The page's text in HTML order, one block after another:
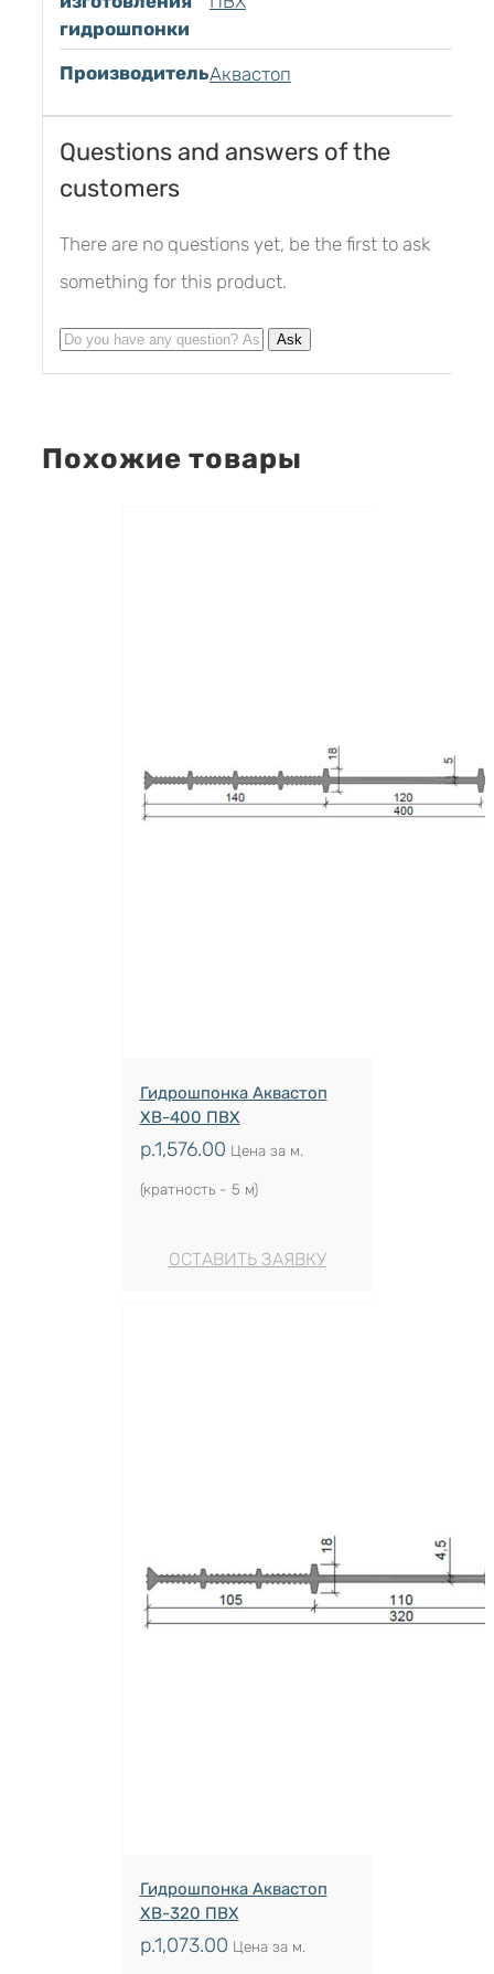
гидрошпонки
ПроизводительАквастоп
Questions and answers of the
customers
There are no questions yet, be the first to ask
something for this product.
Похожие товары
Гидрошпонка Аквастоп
ХВ-400 ПВХ
р.1,576.00 Цена за м.
(кратность - 5 м)
ОСТАВИТЬ ЗАЯВКУ
Гидрошпонка Аквастоп
ХВ-320 ПВХ
р.1,073.00 Цена за м.